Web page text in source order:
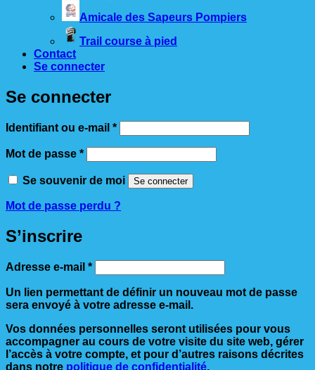
Amicale des Sapeurs Pompiers
Trail course à pied
Contact
Se connecter
Se connecter
Identifiant ou e-mail *Obligatoire
Mot de passe *Obligatoire
Se souvenir de moi Se connecter
Mot de passe perdu ?
S’inscrire
Adresse e-mail *Obligatoire
Un lien permettant de définir un nouveau mot de passe
sera envoyé à votre adresse e-mail.
Vos données personnelles seront utilisées pour vous
accompagner au cours de votre visite du site web, gérer
l’accès à votre compte, et pour d’autres raisons décrites
dans notre politique de confidentialité.